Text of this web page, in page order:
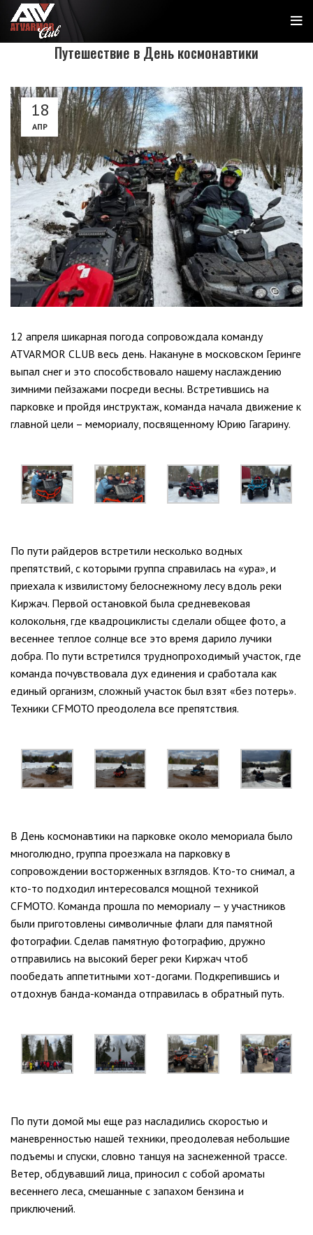
Путешествие в День космонавтики
18
АПР
12 апреля шикарная погода сопровождала команду
ATVARMOR CLUB весь день. Накануне в московском Геринге
выпал снег и это способствовало нашему наслаждению
зимними пейзажами посреди весны. Встретившись на
парковке и пройдя инструктаж, команда начала движение к
главной цели – мемориалу, посвященному Юрию Гагарину.
По пути райдеров встретили несколько водных
препятствий, с которыми группа справилась на «ура», и
приехала к извилистому белоснежному лесу вдоль реки
Киржач. Первой остановкой была средневековая
колокольня, где квадроциклисты сделали общее фото, а
весеннее теплое солнце все это время дарило лучики
добра. По пути встретился труднопроходимый участок, где
команда почувствовала дух единения и сработала как
единый организм, сложный участок был взят «без потерь».
Техники CFMOTO преодолела все препятствия.
В День космонавтики на парковке около мемориала было
многолюдно, группа проезжала на парковку в
сопровождении восторженных взглядов. Кто-то снимал, а
кто-то подходил интересовался мощной техникой
CFMOTO. Команда прошла по мемориалу — у участников
были приготовлены символичные флаги для памятной
фотографии. Сделав памятную фотографию, дружно
отправились на высокий берег реки Киржач чтоб
пообедать аппетитными хот-догами. Подкрепившись и
отдохнув банда-команда отправилась в обратный путь.
По пути домой мы еще раз насладились скоростью и
маневренностью нашей техники, преодолевая небольшие
подъемы и спуски, словно танцуя на заснеженной трассе.
Ветер, обдувавший лица, приносил с собой ароматы
весеннего леса, смешанные с запахом бензина и
приключений.